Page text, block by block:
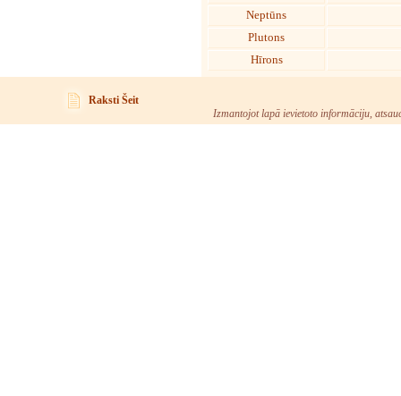
Neptūns
Plutons
Hīrons
Raksti Šeit
Izmantojot lapā ievietoto informāciju,